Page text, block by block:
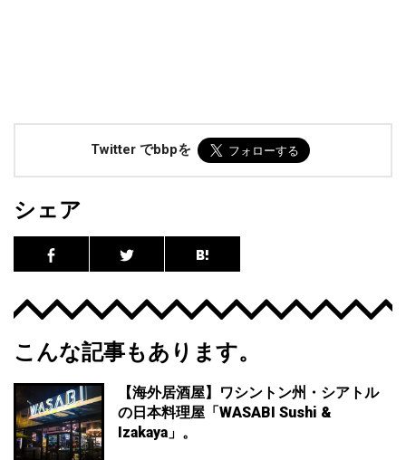
Twitter でbbpを
シェア
こんな記事もあります。
【海外居酒屋】ワシントン州・シアトル
の日本料理屋「WASABI Sushi &
Izakaya」。